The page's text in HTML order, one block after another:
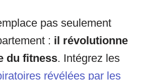
pas seulement
: il révolutionne
du fitness. Intégrez les
révélées par les